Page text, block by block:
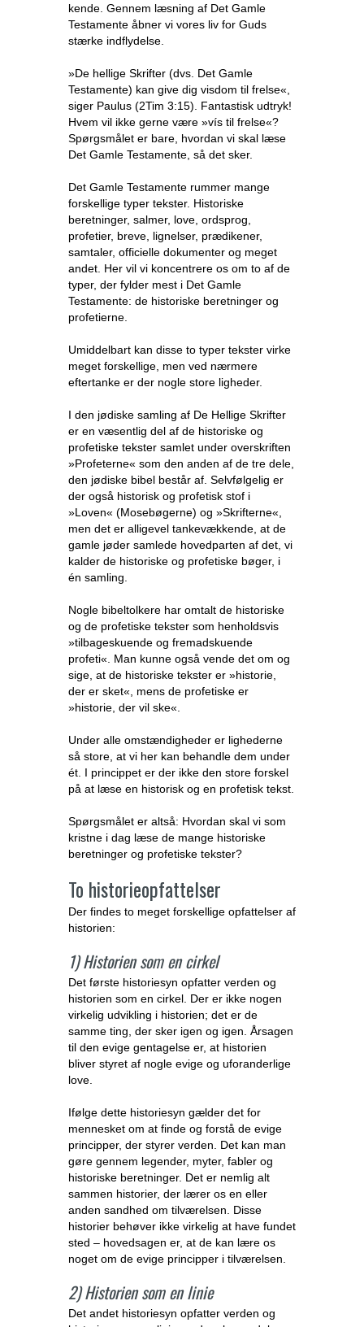
kende. Gennem læsning af Det Gamle
Testamente åbner vi vores liv for Guds
stærke indflydelse.
»De hellige Skrifter (dvs. Det Gamle
Testamente) kan give dig visdom til frelse«,
siger Paulus (2Tim 3:15). Fantastisk udtryk!
Hvem vil ikke gerne være »vís til frelse«?
Spørgsmålet er bare, hvordan vi skal læse
Det Gamle Testamente, så det sker.
Det Gamle Testamente rummer mange
forskellige typer tekster. Historiske
beretninger, salmer, love, ordsprog,
profetier, breve, lignelser, prædikener,
samtaler, officielle dokumenter og meget
andet. Her vil vi koncentrere os om to af de
typer, der fylder mest i Det Gamle
Testamente: de historiske beretninger og
profetierne.
Umiddelbart kan disse to typer tekster virke
meget forskellige, men ved nærmere
eftertanke er der nogle store ligheder.
I den jødiske samling af De Hellige Skrifter
er en væsentlig del af de historiske og
profetiske tekster samlet under overskriften
»Profeterne« som den anden af de tre dele,
den jødiske bibel består af. Selvfølgelig er
der også historisk og profetisk stof i
»Loven« (Mosebøgerne) og »Skrifterne«,
men det er alligevel tankevækkende, at de
gamle jøder samlede hovedparten af det, vi
kalder de historiske og profetiske bøger, i
én samling.
Nogle bibeltolkere har omtalt de historiske
og de profetiske tekster som henholdsvis
»tilbageskuende og fremadskuende
profeti«. Man kunne også vende det om og
sige, at de historiske tekster er »historie,
der er sket«, mens de profetiske er
»historie, der vil ske«.
Under alle omstændigheder er lighederne
så store, at vi her kan behandle dem under
ét. I princippet er der ikke den store forskel
på at læse en historisk og en profetisk tekst.
Spørgsmålet er altså: Hvordan skal vi som
kristne i dag læse de mange historiske
beretninger og profetiske tekster?
To historieopfattelser
Der findes to meget forskellige opfattelser af
historien:
1) Historien som en cirkel
Det første historiesyn opfatter verden og
historien som en cirkel. Der er ikke nogen
virkelig udvikling i historien; det er de
samme ting, der sker igen og igen. Årsagen
til den evige gentagelse er, at historien
bliver styret af nogle evige og uforanderlige
love.
Ifølge dette historiesyn gælder det for
mennesket om at finde og forstå de evige
principper, der styrer verden. Det kan man
gøre gennem legender, myter, fabler og
historiske beretninger. Det er nemlig alt
sammen historier, der lærer os en eller
anden sandhed om tilværelsen. Disse
historier behøver ikke virkelig at have fundet
sted – hovedsagen er, at de kan lære os
noget om de evige principper i tilværelsen.
2) Historien som en linie
Det andet historiesyn opfatter verden og